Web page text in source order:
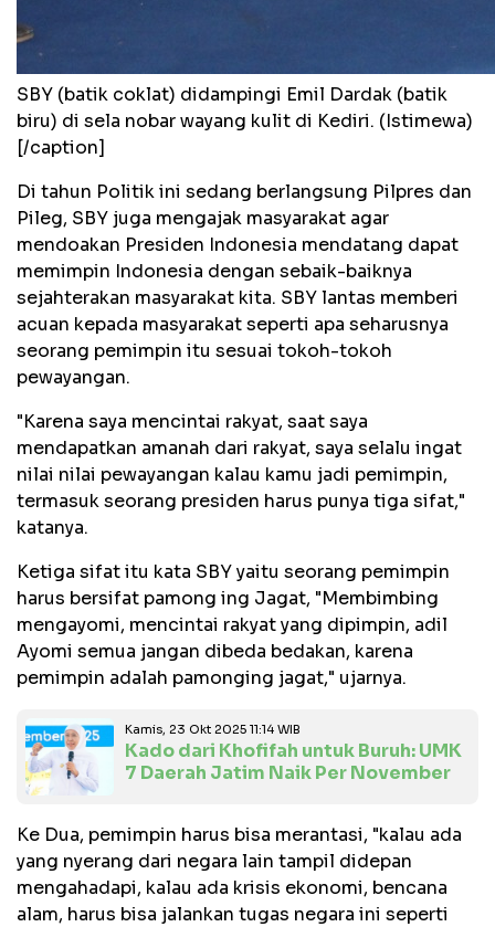
SBY (batik coklat) didampingi Emil Dardak (batik
biru) di sela nobar wayang kulit di Kediri. (Istimewa)
[/caption]
Di tahun Politik ini sedang berlangsung Pilpres dan
Pileg, SBY juga mengajak masyarakat agar
mendoakan Presiden Indonesia mendatang dapat
memimpin Indonesia dengan sebaik-baiknya
sejahterakan masyarakat kita. SBY lantas memberi
acuan kepada masyarakat seperti apa seharusnya
seorang pemimpin itu sesuai tokoh-tokoh
pewayangan.
"Karena saya mencintai rakyat, saat saya
mendapatkan amanah dari rakyat, saya selalu ingat
nilai nilai pewayangan kalau kamu jadi pemimpin,
termasuk seorang presiden harus punya tiga sifat,"
katanya.
Ketiga sifat itu kata SBY yaitu seorang pemimpin
harus bersifat pamong ing Jagat, "Membimbing
mengayomi, mencintai rakyat yang dipimpin, adil
Ayomi semua jangan dibeda bedakan, karena
pemimpin adalah pamonging jagat," ujarnya.
Kamis, 23 Okt 2025 11:14 WIB
Kado dari Khofifah untuk Buruh: UMK
7 Daerah Jatim Naik Per November
Ke Dua, pemimpin harus bisa merantasi, "kalau ada
yang nyerang dari negara lain tampil didepan
mengahadapi, kalau ada krisis ekonomi, bencana
alam, harus bisa jalankan tugas negara ini seperti